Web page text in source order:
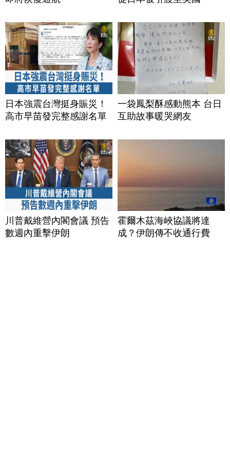
日本強震台灣挺身賑災！
高市早苗發完整感謝名單
一袋鳳梨酥感動熊本 台日
互助故事暖哭網友
川普戴維營內閣會議 預告
數週內重擊伊朗
霍爾木茲海峽協議將達
成？伊朗傳不收通行費